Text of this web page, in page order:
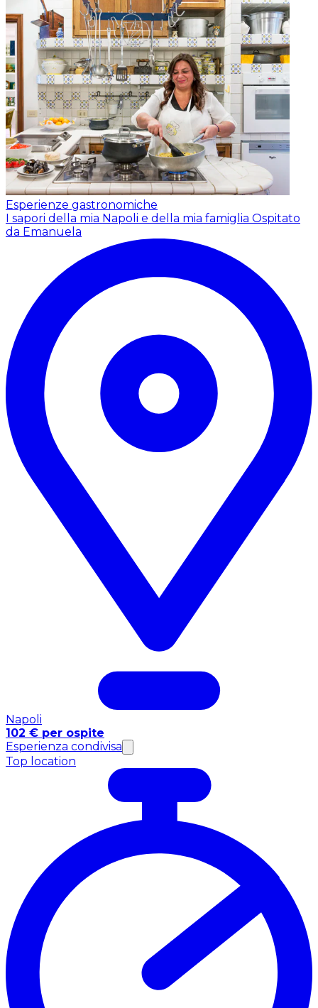
Esperienze gastronomiche
I sapori della mia Napoli e della mia famiglia Ospitato
da Emanuela
Napoli
102 € per ospite
Esperienza condivisa
Top location